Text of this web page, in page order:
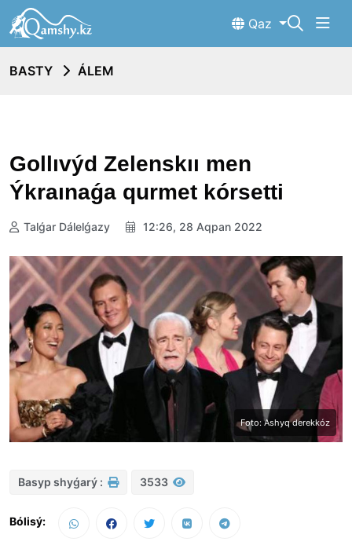
Qaz
BASTY ÁLEM
Gollıvýd Zelenskıı men
Ýkraınaǵa qurmet kórsetti
Talǵar Dálelǵazy 12:26, 28 Aqpan 2022
Foto: Ashyq derekkóz
Basyp shyǵarý : 3533
Bólisý: